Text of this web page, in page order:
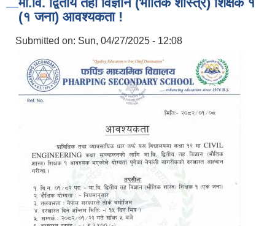
(१ जना) आवश्यकता !
Submitted on: Sun, 04/27/2025 - 12:08